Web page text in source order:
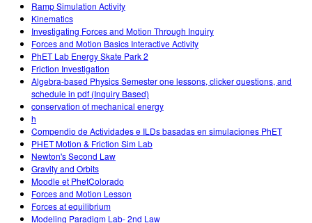
Ramp Simulation Activity
Kinematics
Investigating Forces and Motion Through Inquiry
Forces and Motion Basics Interactive Activity
PhET Lab Energy Skate Park 2
Friction Investigation
Algebra-based Physics Semester one lessons, clicker questions, and
schedule in pdf (Inquiry Based)
conservation of mechanical energy
h
Compendio de Actividades e ILDs basadas en simulaciones PhET
PHET Motion & Friction Sim Lab
Newton's Second Law
Gravity and Orbits
Moodle et PhetColorado
Forces and Motion Lesson
Forces at equilibrium
Modeling Paradigm Lab- 2nd Law